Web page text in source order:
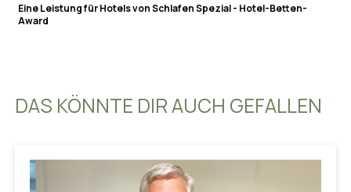
Eine Leistung für Hotels von Schlafen Spezial - Hotel-Betten-
Award
DAS KÖNNTE DIR AUCH GEFALLEN